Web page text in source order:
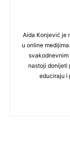
Aida Konjević je
u online
svakodnevnim
nastoji donijeti
educiraju i